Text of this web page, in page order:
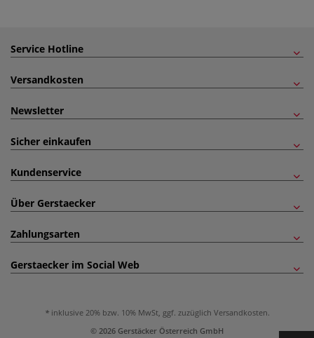
Service Hotline
Versandkosten
Newsletter
Sicher einkaufen
Kundenservice
Über Gerstaecker
Zahlungsarten
Gerstaecker im Social Web
inklusive 20% bzw. 10% MwSt, ggf. zuzüglich Versandkosten.
© 2026 Gerstäcker Österreich GmbH